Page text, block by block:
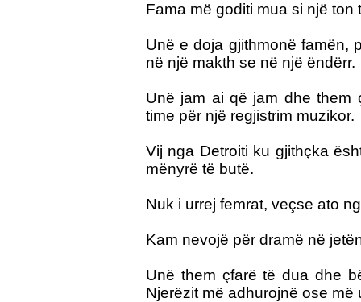
Fama më goditi mua si një ton
Unë e doja gjithmonë famën,
në një makth se në një ëndërr.
Unë jam ai që jam dhe them
time për një regjistrim muzikor.
Vij nga Detroiti ku gjithçka
mënyrë të butë.
Nuk i urrej femrat, veçse ato
Kam nevojë për dramë në
Unë them çfarë të dua dhe
Njerëzit më adhurojnë ose më